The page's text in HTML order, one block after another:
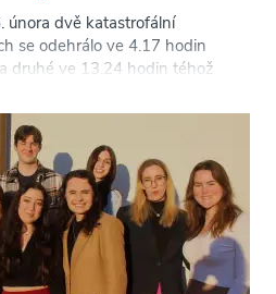
února dvě katastrofální
se odehrálo ve 4.17 hodin
druhé ve 13.24 hodin téhož
nejsilnější z nich měl 20.